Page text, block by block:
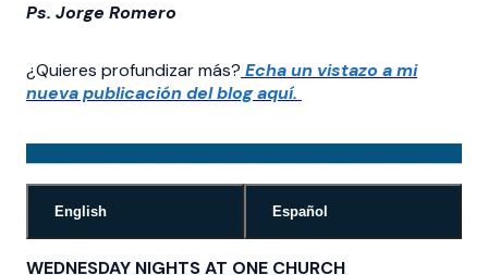
Ps. Jorge Romero
¿Quieres profundizar más? Echa un vistazo a mi
nueva publicación del blog aquí.
English Español
WEDNESDAY NIGHTS AT ONE CHURCH